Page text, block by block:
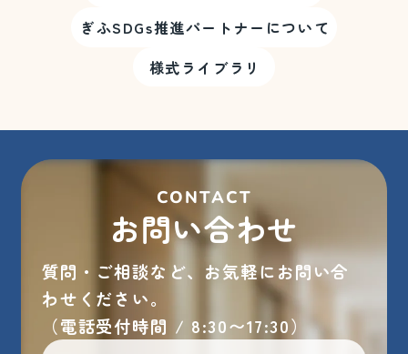
ぎふSDGs推進パートナーについて
様式ライブラリ
CONTACT
お問い合わせ
質問・ご相談など、お気軽にお問い合
わせください。
（電話受付時間 / 8:30〜17:30）